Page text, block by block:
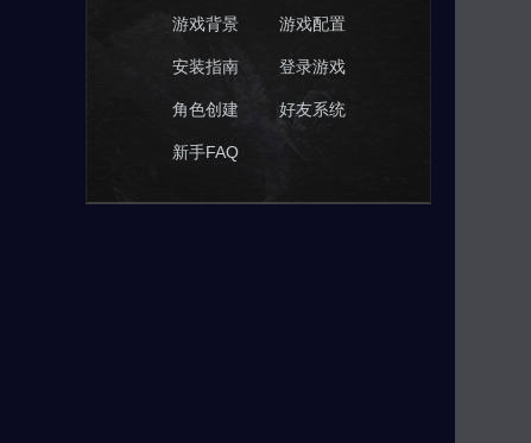
游戏背景 游戏配置
安装指南 登录游戏
角色创建 好友系统
新手FAQ